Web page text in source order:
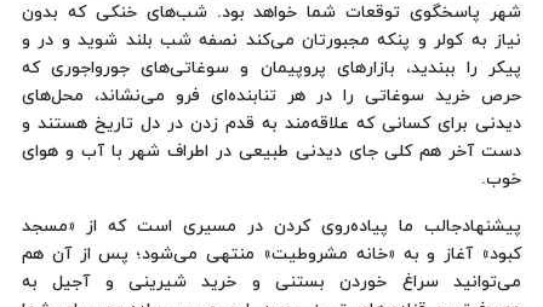
شهر پاسخگوی توقعات شما خواهد بود. شب‌های خنکی که بدون
نیاز به کولر و پنکه مجبورتان می‌کند نصفه شب بلند شوید و در و
پیکر را ببندید، بازارهای پروپیمان و سوغاتی‌های جورواجوری که
حرص خرید سوغاتی را در هر تنابنده‌ای فرو می‌نشاند، محل‌های
دیدنی برای کسانی که علاقه‌مند به قدم زدن در دل تاریخ هستند و
دست آخر هم کلی جای دیدنی طبیعی در اطراف شهر با آب و هوای
خوب.
پیشنهادجالب ما پیاده‌روی کردن در مسیری است که از «مسجد
کبود» آغاز و به «خانه مشروطیت» منتهی می‌شود؛ پس از آن هم
می‌توانید سراغ خوردن بستنی و خرید شیرینی و آجیل به